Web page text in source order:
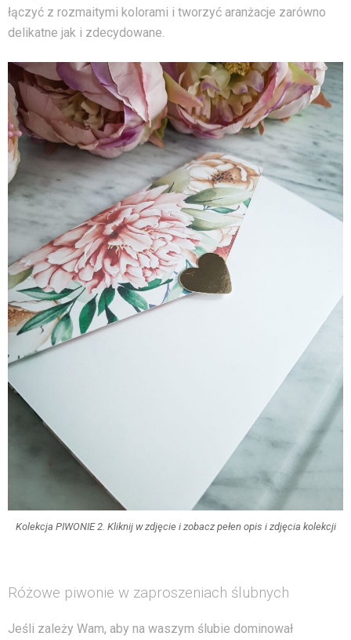
łączyć z rozmaitymi kolorami i tworzyć aranżacje zarówno
delikatne jak i zdecydowane.
Kolekcja PIWONIE 2. Kliknij w zdjęcie i zobacz pełen opis i zdjęcia kolekcji
Różowe piwonie w zaproszeniach ślubnych
Jeśli zależy Wam, aby na waszym ślubie dominował